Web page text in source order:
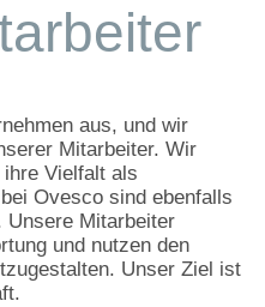
aus, und wir
Mitarbeiter. Wir
Vielfalt als
Ovesco sind ebenfalls
Unsere Mitarbeiter
und nutzen den
Unser Ziel ist